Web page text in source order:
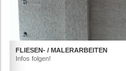
FLIESEN- / MALERARBEITEN
Infos folgen!